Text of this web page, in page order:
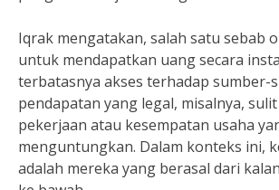
Iqrak mengatakan, salah satu sebab
untuk mendapatkan uang secara
terbatasnya akses terhadap sumber-
pendapatan yang legal, misalnya,
pekerjaan atau kesempatan usaha
menguntungkan. Dalam konteks ini,
adalah mereka yang berasal dari